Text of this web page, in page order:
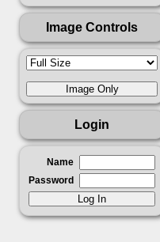
Image Controls
Login
Name
Password